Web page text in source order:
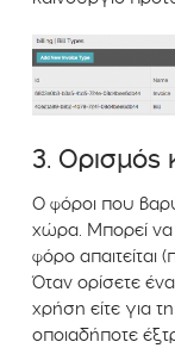
3. Ορισμός
Ο φόροι που
χώρα. Μπορεί
φόρο απαιτείται
Όταν ορίσετε
χρήση είτε για
οποιαδήποτε